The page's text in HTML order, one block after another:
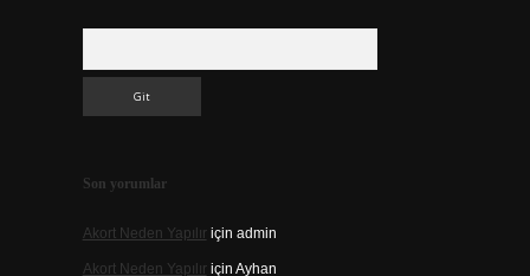
Son yorumlar
Akort Neden Yapılıriçin admin
Akort Neden Yapılıriçin Ayhan